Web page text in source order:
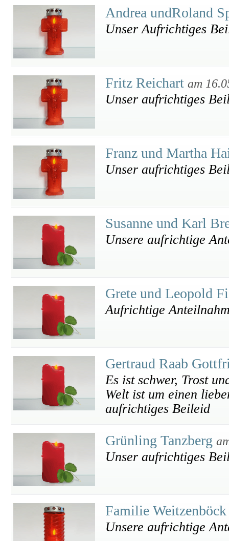
Andrea undRoland
Unser Aufrichtiges
Fritz Reichart am
Unser aufrichtiges
Franz und Martha
Unser aufrichtiges
Susanne und Karl
Unsere aufrichtige
Grete und Leopold
Aufrichtige
Gertraud Raab
Es ist schwer, Trost
Welt ist um einen
aufrichtiges Beileid
Grünling Tanzberg
Unser aufrichtiges
Familie
Unsere aufrichtige